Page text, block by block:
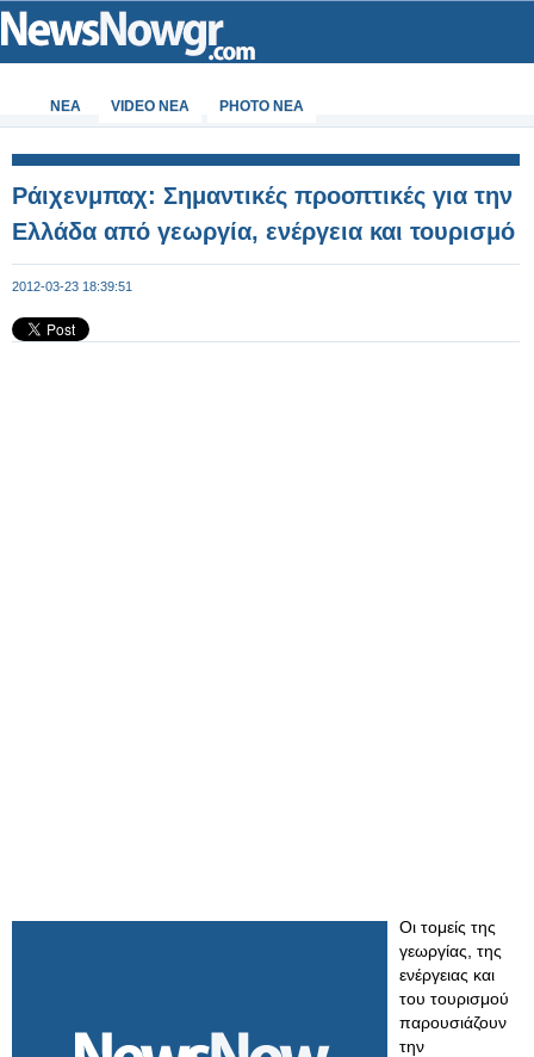
ΝΕΑ VIDEO NEA PHOTO NEA
Ράιχενμπαχ: Σημαντικές προοπτικές για την
Ελλάδα από γεωργία, ενέργεια και τουρισμό
2012-03-23 18:39:51
Οι τομείς της
γεωργίας, της
ενέργειας και
του τουρισμού
παρουσιάζουν
την